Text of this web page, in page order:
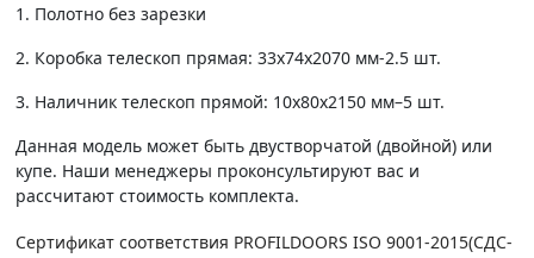
1. Полотно без зарезки
2. Коробка телескоп прямая: 33х74х2070 мм-2.5 шт.
3. Наличник телескоп прямой: 10х80х2150 мм–5 шт.
Данная модель может быть двустворчатой (двойной) или
купе. Наши менеджеры проконсультируют вас и
рассчитают стоимость комплекта.
Сертификат соответствия PROFILDOORS ISO 9001-2015(СДС-